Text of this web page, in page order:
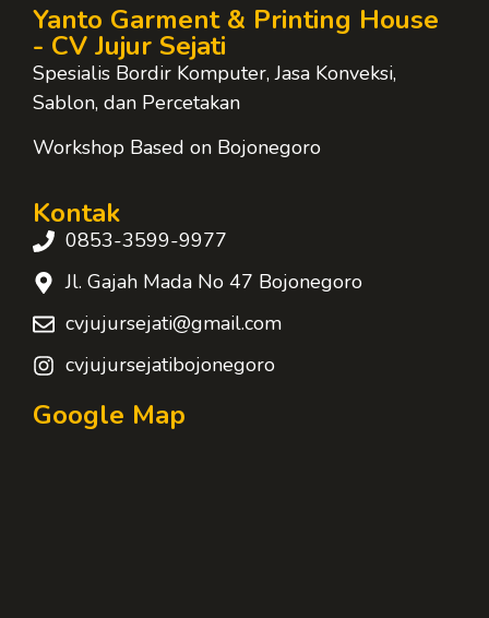
Yanto Garment & Printing House
- CV Jujur Sejati
Spesialis Bordir Komputer, Jasa Konveksi,
Sablon, dan Percetakan
Workshop Based on Bojonegoro
Kontak
0853-3599-9977
Jl. Gajah Mada No 47 Bojonegoro
cvjujursejati@gmail.com
cvjujursejatibojonegoro
Google Map